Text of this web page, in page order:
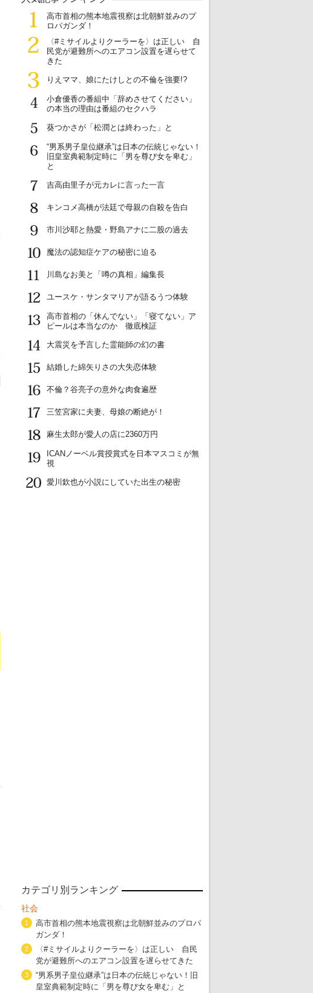
1
高市首相の熊本地震視察は北朝鮮並みのプ
ロパガンダ！
2
〈#ミサイルよりクーラーを〉は正しい 自
民党が避難所へのエアコン設置を遅らせて
きた
3
りえママ、娘にたけしとの不倫を強要!?
4
小倉優香の番組中「辞めさせてください」
の本当の理由は番組のセクハラ
5
葵つかさが「松潤とは終わった」と
6
“男系男子皇位継承”は日本の伝統じゃない！
旧皇室典範制定時に「男を尊び女を卑む」
と
7
吉高由里子が元カレに言った一言
8
キンコメ高橋が法廷で母親の自殺を告白
9
市川沙耶と熱愛・野島アナに二股の過去
10
魔法の認知症ケアの秘密に迫る
11
川島なお美と「噂の真相」編集長
12
ユースケ・サンタマリアが語るうつ体験
13
高市首相の「休んでない」「寝てない」ア
ピールは本当なのか 徹底検証
14
大震災を予言した霊能師の幻の書
15
結婚した綿矢りさの大失恋体験
16
不倫？谷亮子の意外な肉食遍歴
17
三笠宮家に夫妻、母娘の断絶が！
18
麻生太郎が愛人の店に2360万円
19
ICANノーベル賞授賞式を日本マスコミが無
視
20
愛川欽也が小説にしていた出生の秘密
カテゴリ別ランキング
社会
1
高市首相の熊本地震視察は北朝鮮並みのプロパ
ガンダ！
2
〈#ミサイルよりクーラーを〉は正しい 自民
党が避難所へのエアコン設置を遅らせてきた
3
“男系男子皇位継承”は日本の伝統じゃない！旧
皇室典範制定時に「男を尊び女を卑む」と